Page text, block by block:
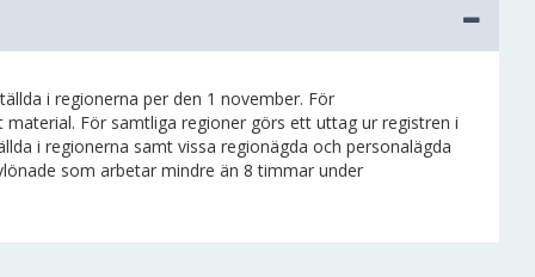
i regionerna per den 1 november. För
För samtliga regioner görs ett uttag ur registren i
i regionerna samt vissa regionägda och personalägda
som arbetar mindre än 8 timmar under